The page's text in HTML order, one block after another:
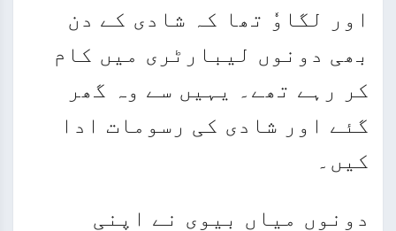
اور لگاوٗ تھا کہ شادی کے دن
بھی دونوں لیبارٹری میں کام
کر رہے تھے۔ یہیں سے وہ گھر
گئے اور شادی کی رسومات ادا
کیں۔
دونوں میاں بیوی نے اپنی